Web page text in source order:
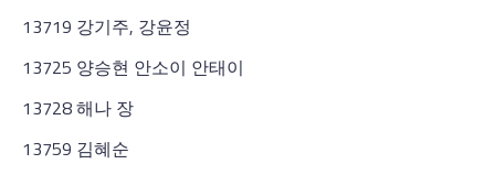
13719 강기주, 강윤정
13725 양승현 안소이 안태이
13728 해나 장
13759 김혜순